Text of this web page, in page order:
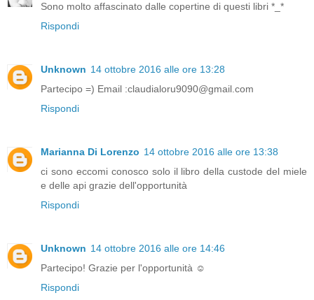
Sono molto affascinato dalle copertine di questi libri *_*
Rispondi
Unknown 14 ottobre 2016 alle ore 13:28
Partecipo =) Email :claudialoru9090@gmail.com
Rispondi
Marianna Di Lorenzo 14 ottobre 2016 alle ore 13:38
ci sono eccomi conosco solo il libro della custode del miele
e delle api grazie dell'opportunità
Rispondi
Unknown 14 ottobre 2016 alle ore 14:46
Partecipo! Grazie per l'opportunità ☺
Rispondi